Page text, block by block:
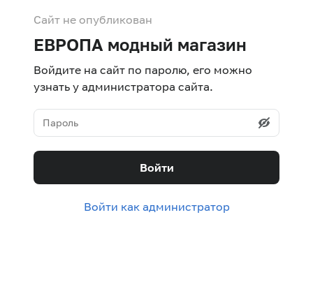
Сайт не опубликован
ЕВРОПА модный магазин
Войдите на сайт по паролю, его можно
узнать у администратора сайта.
Войти
Войти как администратор